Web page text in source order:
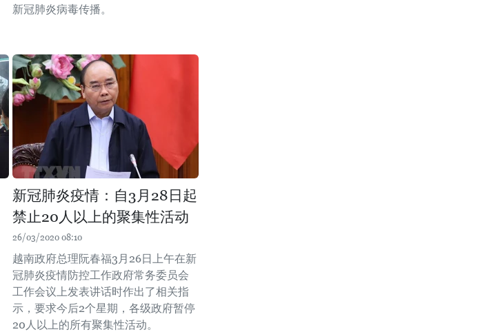
新冠肺炎病毒传播。
新冠肺炎疫情：自3月28日起
禁止20人以上的聚集性活动
26/03/2020 08:10
越南政府总理阮春福3月26日上午在新
冠肺炎疫情防控工作政府常务委员会
工作会议上发表讲话时作出了相关指
示，要求今后2个星期，各级政府暂停
20人以上的所有聚集性活动。